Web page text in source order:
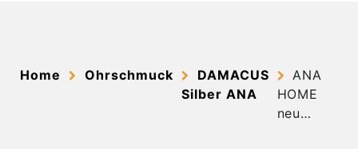
Home Ohrschmuck
DAMACUS
Silber ANA
ANA
HOME
neu…